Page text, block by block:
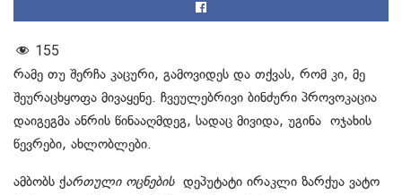
155
რამე თუ შერჩა კაცური, გამოვიდეს და თქვას, რომ კი, მე
შეურაცხყოფა მივაყენე. ჩვეულებრივი ბინძური პროვოკაცია
დაიგეგმა ანრის წინააღმდეგ, სადაც მივიდა, უგინა ოჯახის
წევრები, ახლობლები.
ამბობს ქართული ოცნების დეპუტატი ირაკლი ზარქუა ვატო